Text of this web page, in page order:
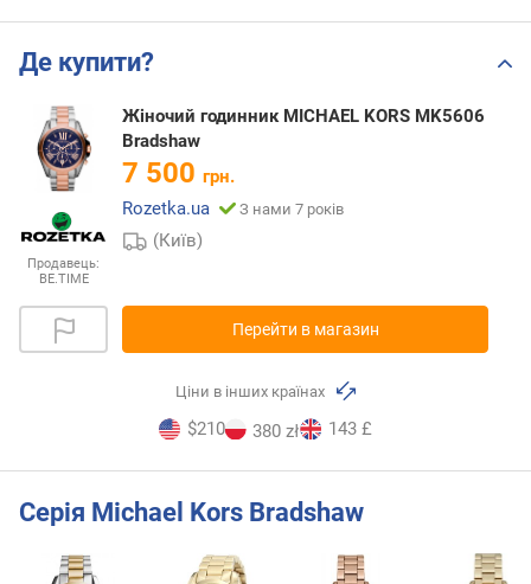
Де купити?
Продавець:
BE.TIME
Жіночий годинник MICHAEL KORS MK5606
Bradshaw
7 500 грн.
Rozetka.ua
З нами 7 років
(Київ)
Перейти в магазин
Ціни в інших країнах
$210 380 zł 143 £
Серія Michael Kors Bradshaw